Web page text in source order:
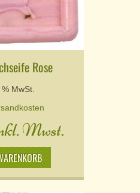
Rose
MwSt.
Mwst.